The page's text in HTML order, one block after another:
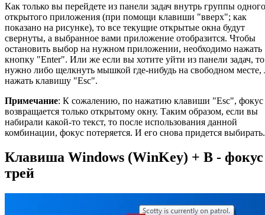
Как только вы перейдете из панели задач внутрь группы
открытого приложения (при помощи клавиши "вверх"; как
показано на рисунке), то все текущие открытые окна будут
свернуты, а выбранное вами приложение отобразится. Чтобы
остановить выбор на нужном приложении, необходимо нажать
кнопку "Enter". Или же если вы хотите уйти из панели задач, то
нужно либо щелкнуть мышкой где-нибудь на свободном месте,
нажать клавишу "Esc".
Примечание: К сожалению, по нажатию клавиши "Esc", фокус
возвращается только открытому окну. Таким образом, если вы
набирали какой-то текст, то после использования данной
комбинации, фокус потеряется. И его снова придется выбирать.
Клавиша Windows (WinKey) + B -
трей